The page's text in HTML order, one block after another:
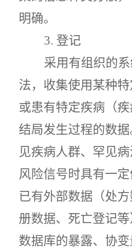
明确。
3.登记
采用有组织的
法，收集使用某种特
或患有特定疾病（
结局发生过程的数
见疾病人群、罕见
风险信号时具有一
已有外部数据（处
册数据、死亡登记
数据库的暴露、协变